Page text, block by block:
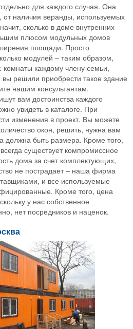
для каждого случая. Она
от наличия веранды, используемых
сколько в доме внутренних
плюсом модульных домов
площади. Просто
модулей – таким образом,
каждому члену семьи,
решили приобрести такое здание
нашим консультантам.
вам достоинства каждого
увидеть в каталоге. При
изменения в проект. Вы можете
окон, решить, нужна вам
должна быть размера. Кроме того,
существует компромиссное
дома за счет комплектующих,
не пострадает – наша фирма
и все используемые
Кроме того, цена
у нас собственное
нет посредников и наценок.